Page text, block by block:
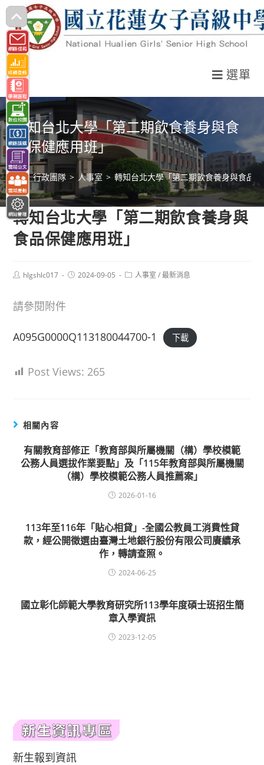
跳
轉
至
主
要
內
容
選單
轉知台北大學「第二期飲食養身與食
品保健應用班」
> 行政團隊 > 人事室 > 轉知台北大學「第二期飲食養身與食品
轉知台北大學「第二期飲食養身與
食品保健應用班」
Posthlgshlc017
Post2024-09-05
Post人事室 / 最新消息
請參閱附件
A095G0000Q113180044700-1 下載
Post Views: 265
相關內容
有關教育部修正「教育部與所屬機關（構）學校模範
公務人員選拔作業要點」及「115年教育部與所屬機關
（構）學校模範公務人員推薦案」
2026-01-16
113年至116年「貼心相貸」-全國公教員工消費性貸
款，經公開徵選由臺灣土地銀行股份有限公司賡續承
作，轉請查照。
2024-06-25
國立彰化師範大學教育研究所113學年度碩士班招生簡
章入學資訊
2023-12-05
新生報到資訊